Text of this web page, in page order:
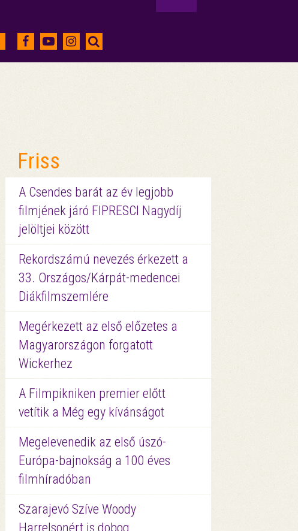
Friss
A Csendes barát az év legjobb
filmjének járó FIPRESCI Nagydíj
jelöltjei között
Rekordszámú nevezés érkezett a
33. Országos/Kárpát-medencei
Diákfilmszemlére
Megérkezett az első előzetes a
Magyarországon forgatott
Wickerhez
A Filmpikniken premier előtt
vetítik a Még egy kívánságot
Megelevenedik az első úszó-
Európa-bajnokság a 100 éves
filmhíradóban
Szarajevó Szíve Woody
Harrelsonért is dobog